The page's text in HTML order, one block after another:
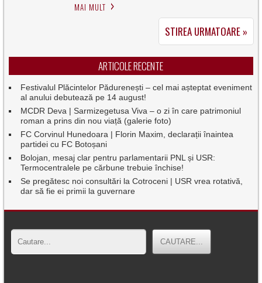
MAI MULT
STIREA URMATOARE »
ARTICOLE RECENTE
Festivalul Plăcintelor Pădurenești – cel mai așteptat eveniment
al anului debutează pe 14 august!
MCDR Deva | Sarmizegetusa Viva – o zi în care patrimoniul
roman a prins din nou viață (galerie foto)
FC Corvinul Hunedoara | Florin Maxim, declarații înaintea
partidei cu FC Botoșani
Bolojan, mesaj clar pentru parlamentarii PNL și USR:
Termocentralele pe cărbune trebuie închise!
Se pregătesc noi consultări la Cotroceni | USR vrea rotativă,
dar să fie ei primii la guvernare